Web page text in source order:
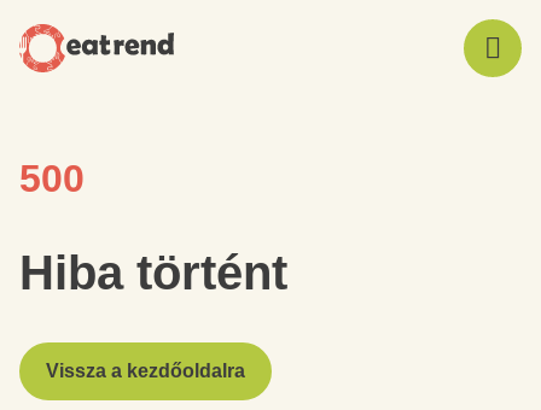
500
Hiba történt
Vissza a kezdőoldalra